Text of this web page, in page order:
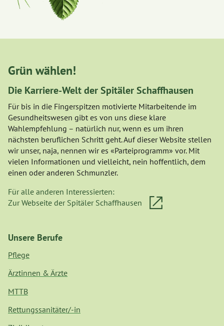
Grün wählen!
Die Karriere-Welt der Spitäler Schaffhausen
Für bis in die Fingerspitzen motivierte Mitarbeitende im
Gesundheitswesen gibt es von uns diese klare
Wahlempfehlung – natürlich nur, wenn es um ihren
nächsten beruflichen Schritt geht. Auf dieser Website stellen
wir unser, naja, nennen wir es «Parteiprogramm» vor. Mit
vielen Informationen und vielleicht, nein hoffentlich, dem
einen oder anderen Schmunzler.
Für alle anderen Interessierten:
Zur Webseite der Spitäler Schaffhausen
Unsere Berufe
Pflege
Ärztinnen & Ärzte
MTTB
Rettungssanitäter/-in